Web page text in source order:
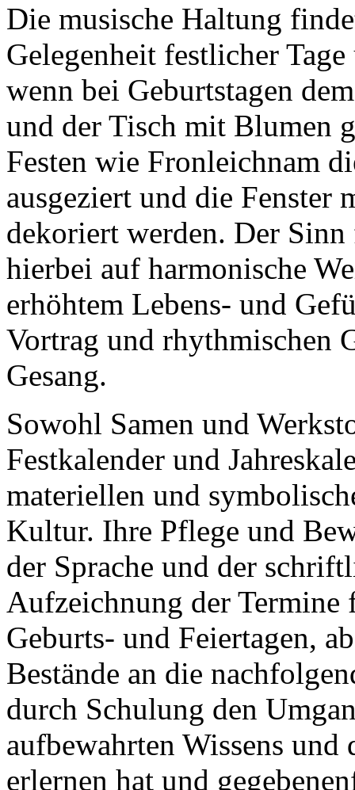
Die musische Haltung
Gelegenheit festlicher
wenn bei Geburtstagen
und der Tisch mit Blumen
Festen wie Fronleichnam
ausgeziert und die
dekoriert werden. Der
hierbei auf harmonische
erhöhtem Lebens- und
Vortrag und rhythmischen
Gesang.
Sowohl Samen und
Festkalender und
materiellen und
Kultur. Ihre Pflege und
der Sprache und der
Aufzeichnung der Termine
Geburts- und Feiertagen,
Bestände an die
durch Schulung den
aufbewahrten Wissens
erlernen hat und